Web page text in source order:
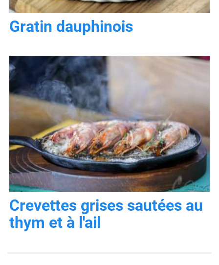
Gratin dauphinois
Crevettes grises sautées au
thym et à l'ail